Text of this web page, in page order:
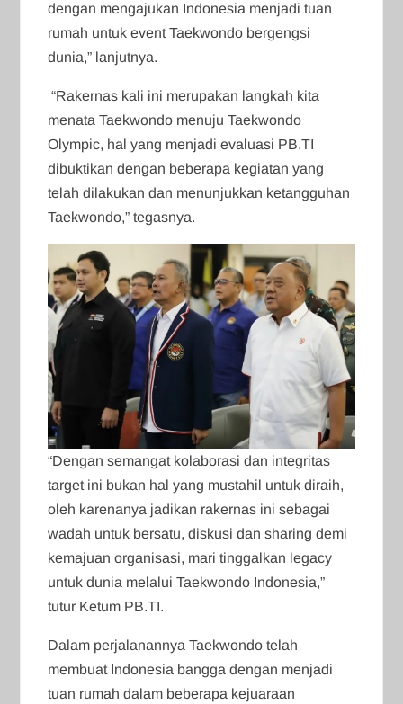
dengan mengajukan Indonesia menjadi tuan
rumah untuk event Taekwondo bergengsi
dunia,” lanjutnya.
“Rakernas kali ini merupakan langkah kita
menata Taekwondo menuju Taekwondo
Olympic, hal yang menjadi evaluasi PB.TI
dibuktikan dengan beberapa kegiatan yang
telah dilakukan dan menunjukkan ketangguhan
Taekwondo,” tegasnya.
“Dengan semangat kolaborasi dan integritas
target ini bukan hal yang mustahil untuk diraih,
oleh karenanya jadikan rakernas ini sebagai
wadah untuk bersatu, diskusi dan sharing demi
kemajuan organisasi, mari tinggalkan legacy
untuk dunia melalui Taekwondo Indonesia,”
tutur Ketum PB.TI.
Dalam perjalanannya Taekwondo telah
membuat Indonesia bangga dengan menjadi
tuan rumah dalam beberapa kejuaraan